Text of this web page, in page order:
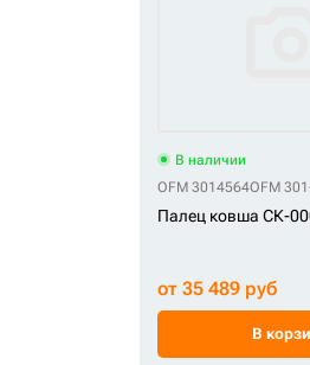
В наличии
OFM 3014564OFM
Палец ковша СК-
от 35 489 руб
В